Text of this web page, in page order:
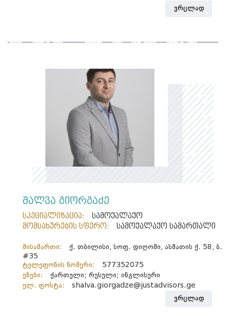
ვრცლად
შალვა გიორგაძე
სპეციალიზაცია:
სამოქალაქო
მომსახურების სფერო:
სამოქალაქო სამართალი
მისამართი:
ქ. თბილისი, სოფ. დიღომი, ასმათის ქ. 58, ბ.
#35
ტელეფონის ნომერი:
577352075
ენები:
ქართული; რუსული; ინგლისური
ელ. ფოსტა:
shalva.giorgadze@justadvisors.ge
ვრცლად